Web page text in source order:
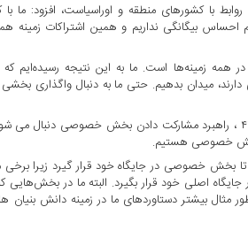
با کشورهای منطقه و اوراسیاست، افزود: ما با
بیگانگی نداریم و همین اشتراکات زمینه
زمینه‌ها است. ما به این نتیجه رسیده‌ایم که
میدان بدهیم. حتی ما به دنبال واگذاری
عارف خاطرنشان کرد: بعد از تدوین و تصویب سیاست‌های کلی اصل ۴۴ ، راهبرد مشارکت دادن بخش
خصوصی هستیم.
بخش خصوصی در جایگاه خود قرار گیرد زیرا
اصلی خود قرار بگیرد. البته ما در
بیشتر دستاوردهای ما در زمینه دانش بنیان